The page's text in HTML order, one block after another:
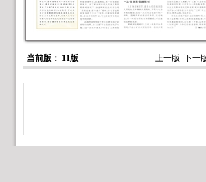
当前版： 11版 上一版 下一